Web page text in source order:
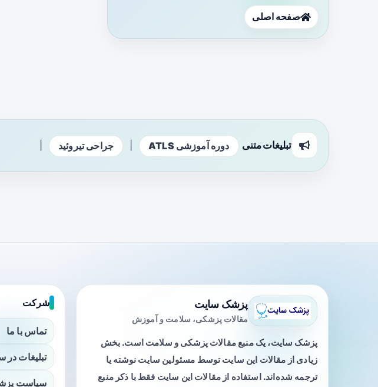
صفحه اصلی
تبلیغات متنی دوره آموزشی ATLS جراحی تیروئید
پزشک سایت
مقالات پزشکی، سلامت و آموزش
پزشک سایت، یک منبع مقالات پزشکی و سلامت است. بخش
زیادی از مقالات این سایت توسط مسئولین سایت نوشته یا
ترجمه شده‌اند. استفاده از مقالات این سایت فقط با ذکر منبع
شرکت
تماس با ما
تبلیغات در
سیاست